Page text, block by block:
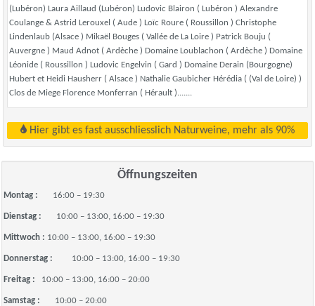
(Lubéron) Laura Aillaud (Lubéron) Ludovic Blairon ( Lubéron ) Alexandre
Coulange & Astrid Lerouxel ( Aude ) Loïc Roure ( Roussillon ) Christophe
Lindenlaub (Alsace ) Mikaël Bouges ( Vallée de La Loire ) Patrick Bouju (
Auvergne ) Maud Adnot ( Ardèche ) Domaine Loublachon ( Ardèche ) Domaine
Léonide ( Roussillon ) Ludovic Engelvin ( Gard ) Domaine Derain (Bourgogne)
Hubert et Heidi Hausherr ( Alsace ) Nathalie Gaubicher Hérédia ( (Val de Loire) )
Clos de Miege Florence Monferran ( Hérault ).......
Hier gibt es fast ausschliesslich Naturweine, mehr als 90%
Öffnungszeiten
Montag : 16:00 – 19:30
Dienstag : 10:00 – 13:00, 16:00 – 19:30
Mittwoch : 10:00 – 13:00, 16:00 – 19:30
Donnerstag : 10:00 – 13:00, 16:00 – 19:30
Freitag : 10:00 – 13:00, 16:00 – 20:00
Samstag : 10:00 – 20:00